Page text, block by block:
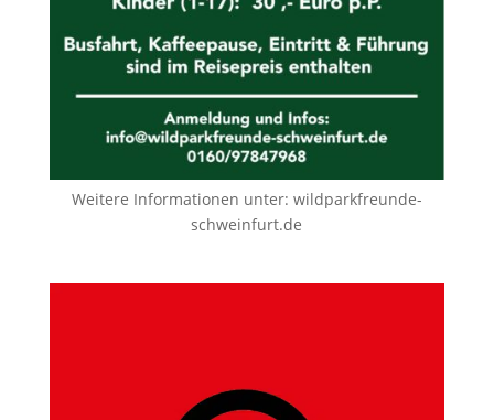
Weitere Informationen unter: wildparkfreunde-
schweinfurt.de